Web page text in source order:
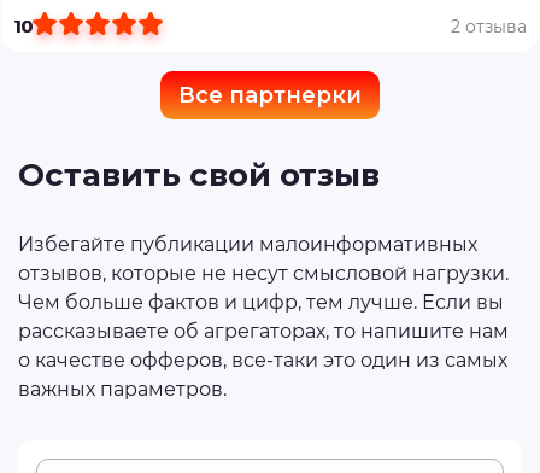
10 2 отзыва
Все партнерки
Оставить свой отзыв
Избегайте публикации малоинформативных
отзывов, которые не несут смысловой нагрузки.
Чем больше фактов и цифр, тем лучше. Если вы
рассказываете об агрегаторах, то напишите нам
о качестве офферов, все-таки это один из самых
важных параметров.